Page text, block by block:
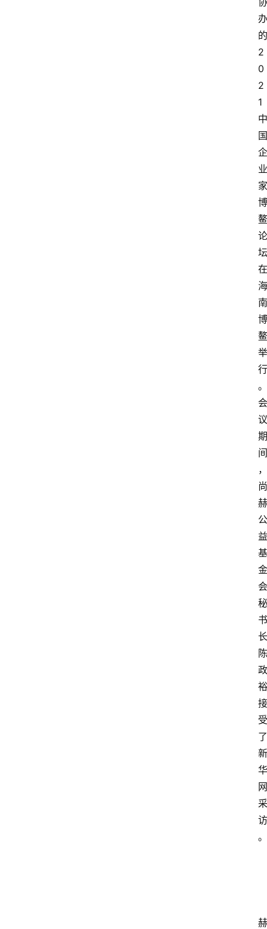
办
的
2
0
2
1
中
国
企
业
家
博
鳌
论
坛
在
海
南
博
鳌
举
行
。
会
议
期
间
，
尚
赫
公
益
基
金
会
秘
书
长
陈
政
裕
接
受
了
新
华
网
采
访
。
赫